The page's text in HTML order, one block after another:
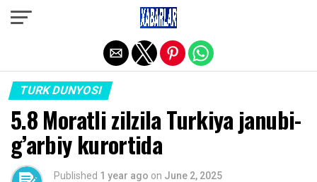
TURK DUNYOSI
5.8 Moratli zilzila Turkiya janubi-
g’arbiy kurortida
Published 1 year ago on June 2, 2025
Exit mobile version